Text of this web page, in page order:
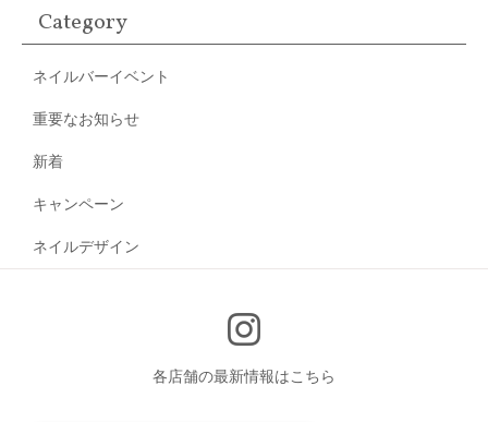
Category
ネイルバーイベント
重要なお知らせ
新着
キャンペーン
ネイルデザイン
各店舗の最新情報はこちら